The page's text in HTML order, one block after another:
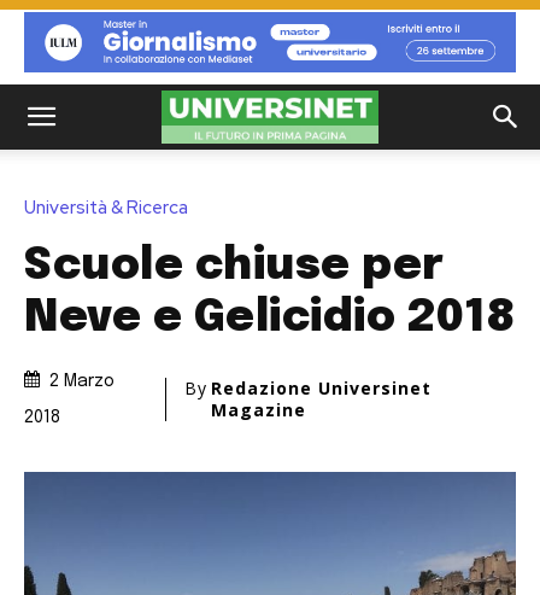
Università & Ricerca
Scuole chiuse per
Neve e Gelicidio 2018
2 Marzo
2018
By Redazione Universinet
Magazine